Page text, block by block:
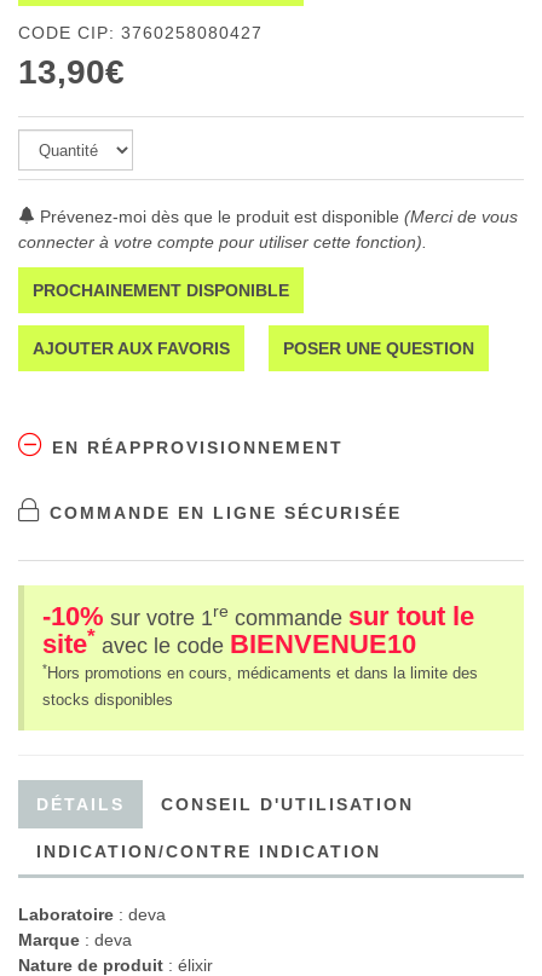
CODE CIP: 3760258080427
13,90€
Prévenez-moi dès que le produit est disponible (Merci de vous
connecter à votre compte pour utiliser cette fonction).
PROCHAINEMENT DISPONIBLE
AJOUTER AUX FAVORIS POSER UNE QUESTION
EN RÉAPPROVISIONNEMENT
COMMANDE EN LIGNE SÉCURISÉE
-10% sur votre 1re commande sur tout le
site* avec le code BIENVENUE10
*Hors promotions en cours, médicaments et dans la limite des
stocks disponibles
DÉTAILS CONSEIL D'UTILISATION
INDICATION/CONTRE INDICATION
Laboratoire : deva
Marque : deva
Nature de produit : élixir